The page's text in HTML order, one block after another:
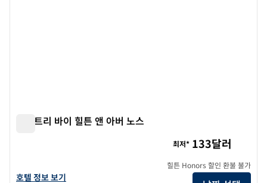
더블트리 바이 힐튼 앤 아버 노스
더블트리 바이 힐튼 앤 아버 노스의 호텔 정보 보기
호텔 정보 보기
최저* 133달러
힐튼 Honors 할인 환불 불가